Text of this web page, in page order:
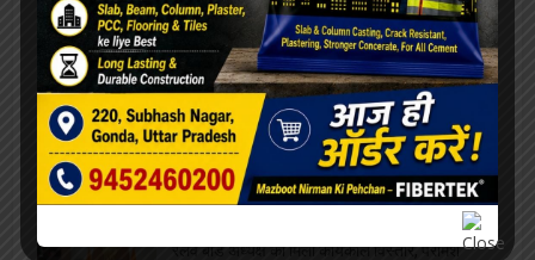
सफाईकर्मी के दो पुत्र एक साथ बने पुलिसकर्मी,
जिलाध्यक्ष ने दी बधाई
व्यवसाय
फीता काटकर छात्रायें करेंगी बदनाम समोसे बेवफा पकोड़े